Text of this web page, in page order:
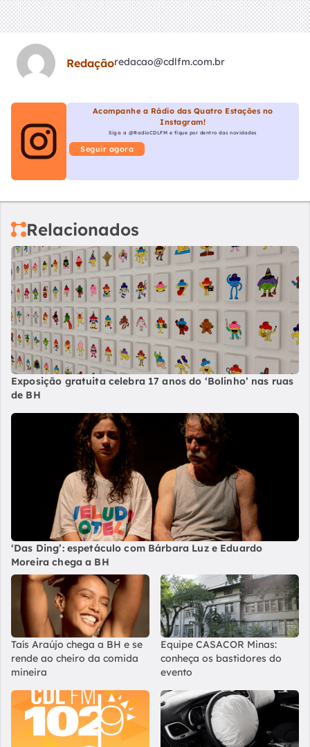
Redaçãoredacao@cdlfm.com.br
Acompanhe a Rádio das Quatro Estações no
Instagram!
Siga a @RadioCDLFM e fique por dentro das novidades
Seguir agora
Relacionados
Exposição gratuita celebra 17 anos do ‘Bolinho’ nas ruas
de BH
‘Das Ding’: espetáculo com Bárbara Luz e Eduardo
Moreira chega a BH
Taís Araújo chega a BH e se
rende ao cheiro da comida
mineira
Equipe CASACOR Minas:
conheça os bastidores do
evento